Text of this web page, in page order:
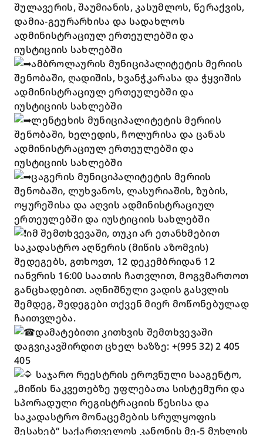
შულავერის, შაუმიანის, კასუმლოს, წერაქვის,
დამია-გეურარხისა და სადახლოს
ადმინისტრაციულ ერთეულებში და
იუსტიციის სახლებში
ამბროლაურის მუნიციპალიტეტის მერიის
შენობაში, ღადიშის, ხვანჭკარასა და ჭყვიშის
ადმინისტრაციულ ერთეულებში და
იუსტიციის სახლებში
ლენტეხის მუნიციპალიტეტის მერიის
შენობაში, ხელედის, ჩოლურისა და ცანას
ადმინისტრაციულ ერთეულებში და
იუსტიციის სახლებში
ცაგერის მუნიციპალიტეტის მერიის
შენობაში, ლუხვანოს, ლასურიაშის, ზუბის,
ოყურეშისა და აღვის ადმინისტრაციულ
ერთეულებში და იუსტიციის სახლებში
იმ შემთხვევაში, თუკი არ ეთანხმებით
საკადასტრო აღწერის (მიწის აზომვის)
შედეგებს, გთხოვთ, 12 დეკემბრიდან 12
იანვრის 16:00 საათის ჩათვლით, მოგვმართოთ
განცხადებით. აღნიშნული ვადის გასვლის
შემდეგ, შედეგები თქვენ მიერ მოწონებულად
ჩაითვლება.
დამატებითი კითხვის შემთხვევაში
დაგვიკავშირდით ცხელ ხაზზე: +(995 32) 2 405
405
საჯარო რეესტრის ეროვნული სააგენტო,
„მიწის ნაკვეთებზე უფლებათა სისტემური და
სპორადული რეგისტრაციის წესისა და
საკადასტრო მონაცემების სრულყოფის
შესახებ“ საქართველოს კანონის მე-5 მუხლის